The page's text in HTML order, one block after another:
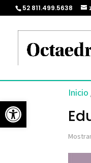
Abrir barra de herramientas
52 811.499.5638
Inicio